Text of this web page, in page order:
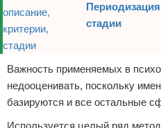
стадии
Важность применяемых в
недооценивать, поскольку
базируются и все остальные
Используется целый ряд